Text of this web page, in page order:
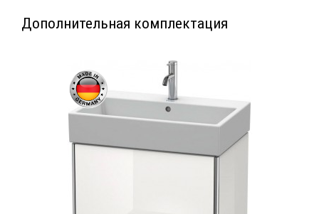
Дополнительная комплектация